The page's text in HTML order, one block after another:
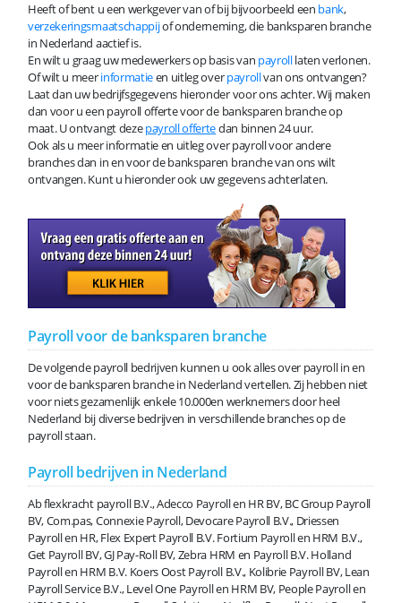
Heeft of bent u een werkgever van of bij bijvoorbeeld een bank,
verzekeringsmaatschappijof onderneming, die banksparen branche
in Nederland aactief is.
En wilt u graag uw medewerkers op basis van payrolllaten verlonen.
Of wilt u meerinformatieen uitleg overpayrollvan ons ontvangen?
Laat dan uw bedrijfsgegevens hieronder voor ons achter. Wij maken
dan voor u een payroll offerte voor de banksparen branche op
maat. U ontvangt dezepayroll offertedan binnen 24 uur.
Ook als u meer informatie en uitleg over payroll voor andere
branches dan in en voor de banksparen branche van ons wilt
ontvangen. Kunt u hieronder ook uw gegevens achterlaten.
Payroll voor de banksparen branche
De volgende payroll bedrijven kunnen u ook alles over payroll in en
voor de banksparen branche in Nederland vertellen. Zij hebben niet
voor niets gezamenlijk enkele 10.000en werknemers door heel
Nederland bij diverse bedrijven in verschillende branches op de
payroll staan.
Payroll bedrijven in Nederland
Ab flexkracht payroll B.V., Adecco Payroll en HR BV, BC Group Payroll
BV, Com.pas, Connexie Payroll, Devocare Payroll B.V., Driessen
Payroll en HR, Flex Expert Payroll B.V. Fortium Payroll en HRM B.V.,
Get Payroll BV, GJ Pay-Roll BV, Zebra HRM en Payroll B.V. Holland
Payroll en HRM B.V. Koers Oost Payroll B.V., Kolibrie Payroll BV, Lean
Payroll Service B.V., Level One Payroll en HRM BV, People Payroll en